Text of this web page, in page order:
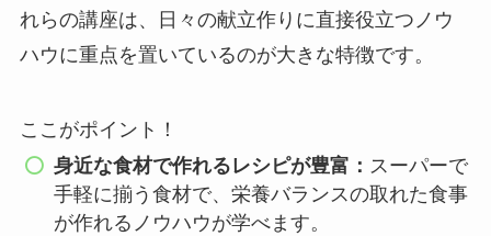
れらの講座は、日々の献立作りに直接役立つノウ
ハウに重点を置いているのが大きな特徴です。
ここがポイント！
身近な食材で作れるレシピが豊富： スーパーで
手軽に揃う食材で、栄養バランスの取れた食事
が作れるノウハウが学べます。